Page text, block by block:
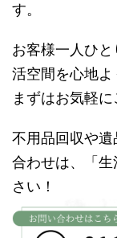
す。
お客様一人ひ
活空間を心地よ
まずはお気軽に
不用品回収や
合わせは、「
さい！